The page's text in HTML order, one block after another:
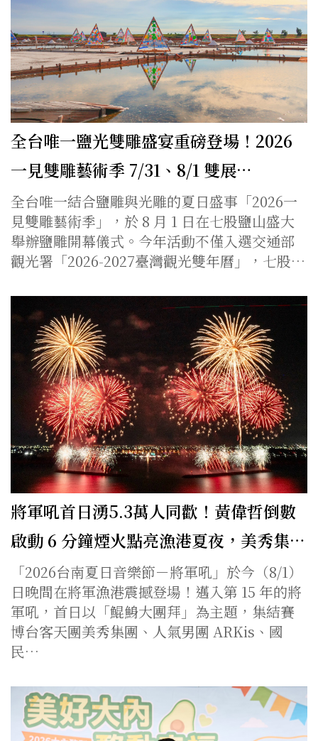
全台唯一鹽光雙雕盛宴重磅登場！2026
一見雙雕藝術季 7/31、8/1 雙展…
全台唯一結合鹽雕與光雕的夏日盛事「2026一
見雙雕藝術季」，於 8 月 1 日在七股鹽山盛大
舉辦鹽雕開幕儀式。今年活動不僅入選交通部
觀光署「2026-2027臺灣觀光雙年曆」，七股…
將軍吼首日湧5.3萬人同歡！黃偉哲倒數
啟動 6 分鐘煙火點亮漁港夏夜，美秀集…
「2026台南夏日音樂節－將軍吼」於今（8/1）
日晚間在將軍漁港震撼登場！邁入第 15 年的將
軍吼，首日以「鯤鯓大團拜」為主題，集結賽
博台客天團美秀集團、人氣男團 ARKis、國
民…